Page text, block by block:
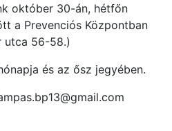
október 30-án, hétfőn
a Prevenciós Központban
utca 56-58.)
és az ősz jegyében.